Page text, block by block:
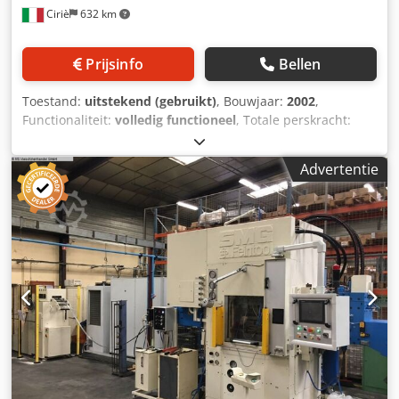
Ciriè 632 km
Prijsinfo Bellen
Toestand: uitstekend (gebruikt), Bouwjaar: 2002,
Functionaliteit: volledig functioneel, Totale perskracht:
16.000 kN Perspunt vóór de onderste dode punt: 18 mm
Aantal instelbare slagen, continu en automatisch: 10 - 22
1/min Sledebeweging: 605 mm Slede-instelling: 400 mm
Hoogte van de matrijs (beweging naar beneden, instelling
naar boven): 1300 mm Afmetingen van het tafelblad: 4500
× 2300 mm Afmetingen van de slede: 4500 × 2300 mm
Hoogte van de tafel boven de vloer: 600 mm Beweging van
de tafelbladen: T-profiel Afstand van de transfer: 0 - 1200
mm Minimale interne breedte van de geleider voor de
grijpers: 800 mm Maximale interne breedte van de
geleider voor de grijpers: 2400 mm Heffslag: 0 - 280 mm
Kussens in het fundament (hydraulisch): 2 stuks Positie
van beide kussens: Motorisch instelbaar Kussendruk: 300 -
2000 kN Kussenbeweging: 0 - 250 mm Kussenoppervlak:
Advertentie